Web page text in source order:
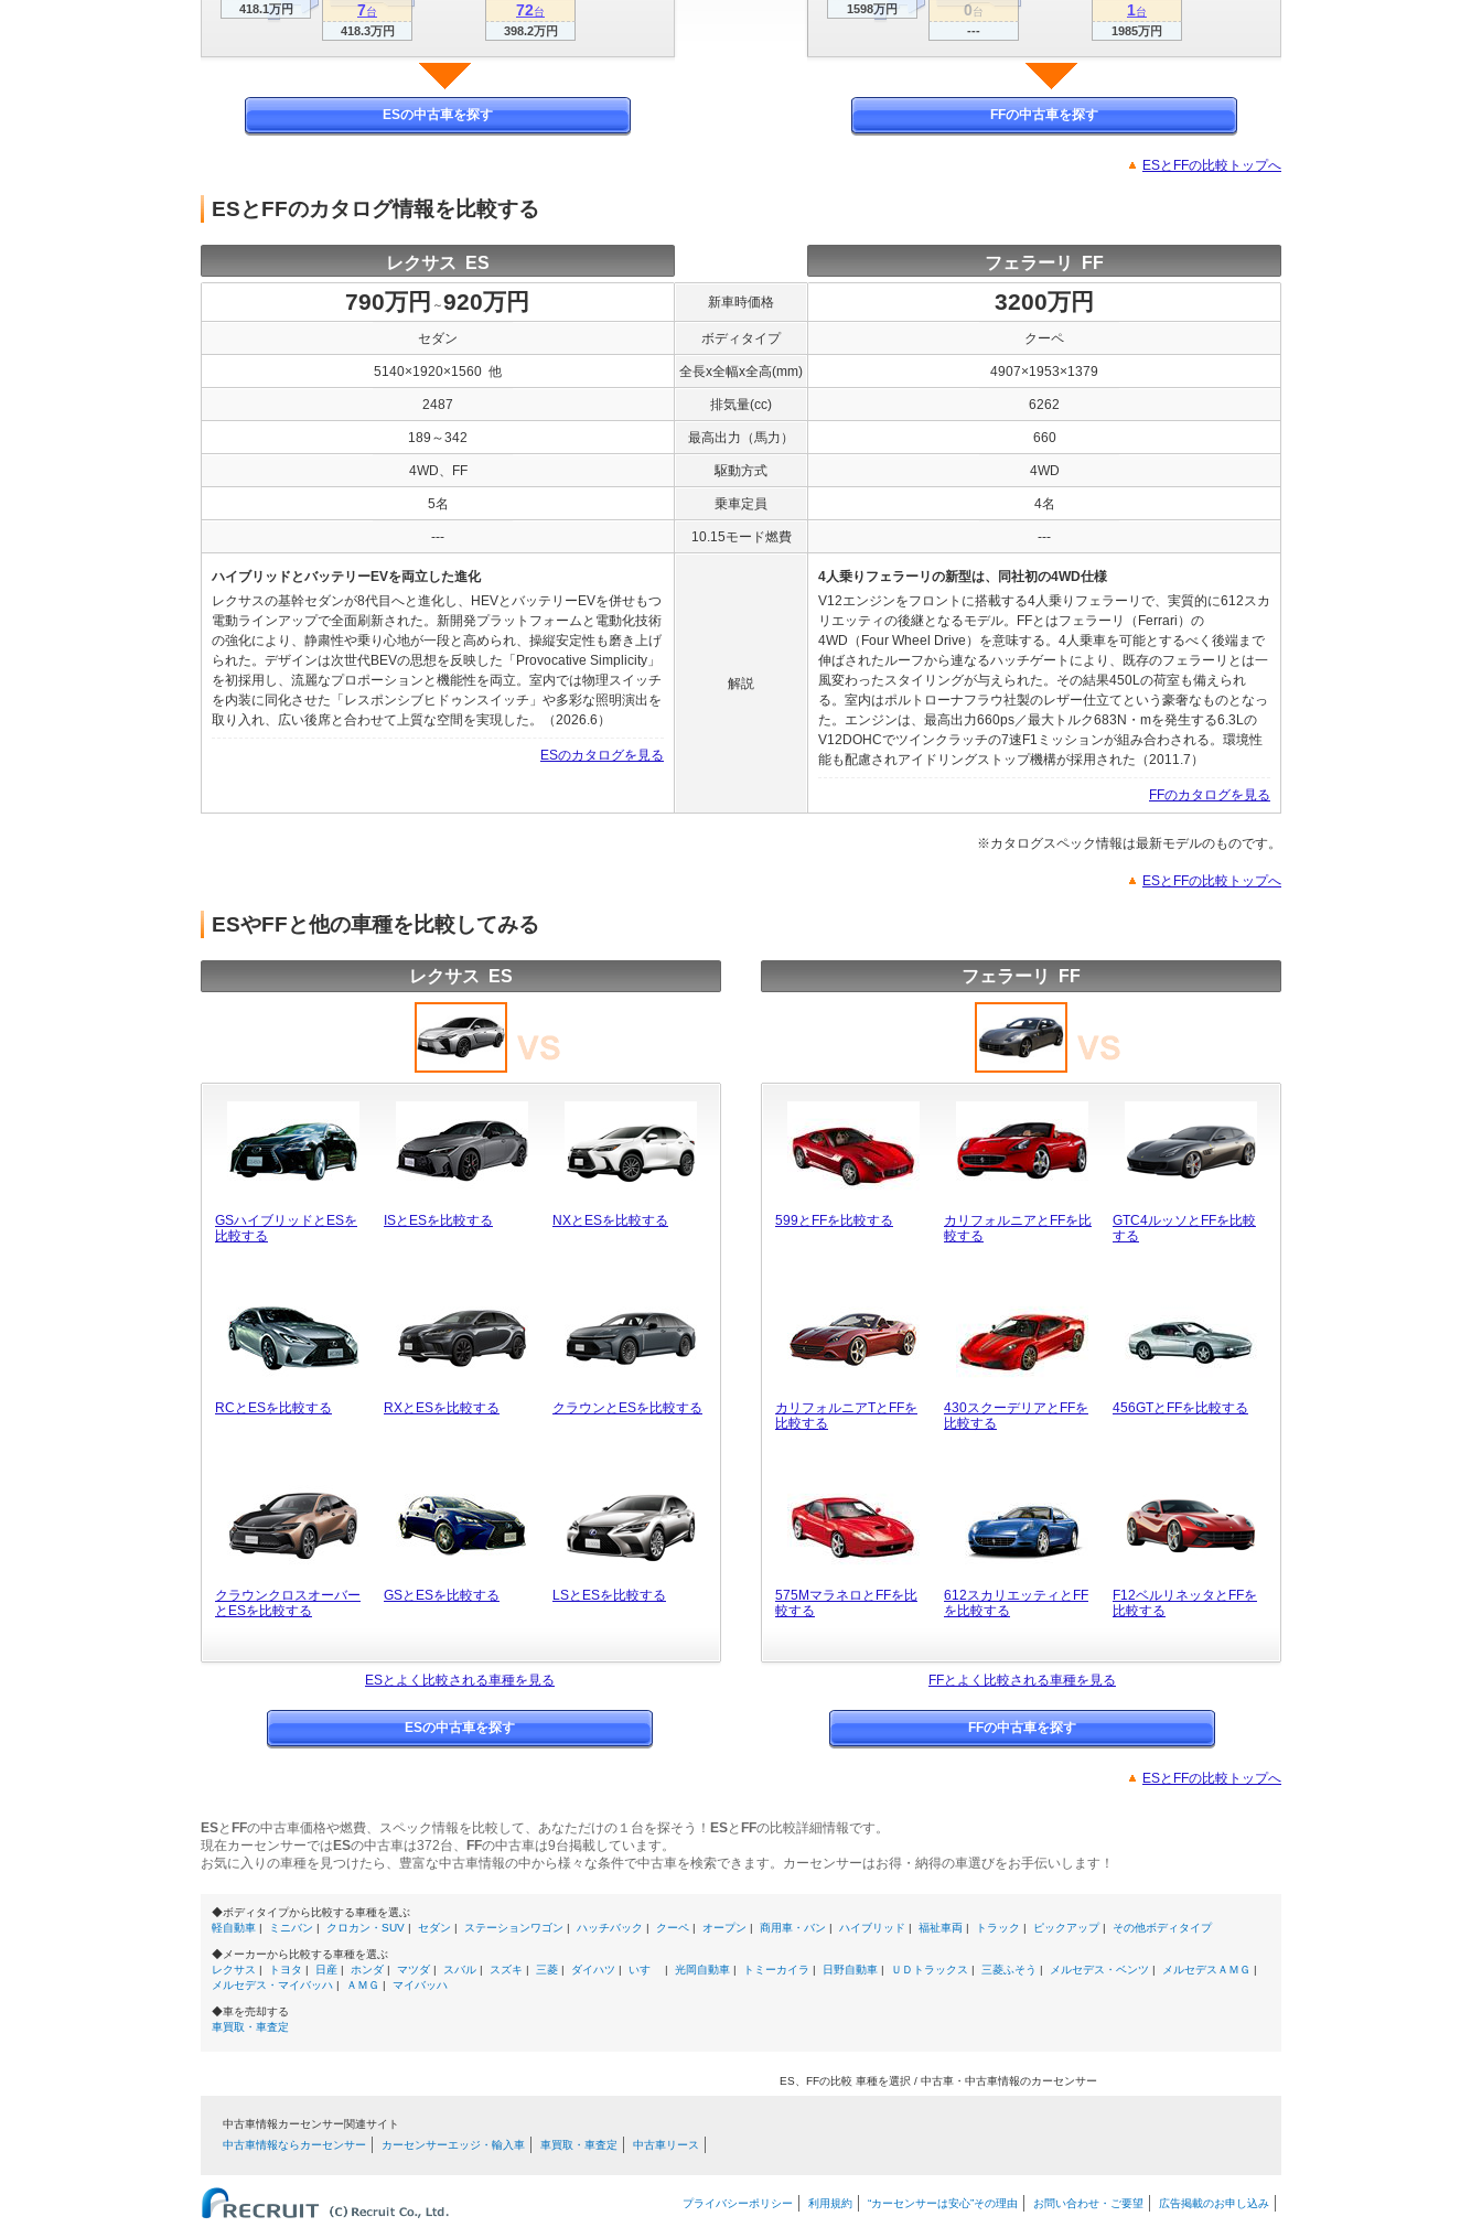
72台
398.2万円
418.1万円 7台
418.3万円
1台
1985万円
1598万円 0台
---
ESの中古車を探す FFの中古車を探す
ESとFFの比較トップへ
ESとFFのカタログ情報を比較する
レクサス ES フェラーリ FF
790万円 ～920万円 新車時価格 3200万円
セダン ボディタイプ クーペ
5140×1920×1560 他 全長x全幅x全高(mm) 4907×1953×1379
2487 排気量(cc) 6262
189～342 最高出力（馬力） 660
4WD、FF 駆動方式 4WD
5名 乗車定員 4名
--- 10.15モード燃費 ---
ハイブリッドとバッテリーEVを両立した進化
レクサスの基幹セダンが8代目へと進化し、HEVとバッテリーEVを併せもつ
電動ラインアップで全面刷新された。新開発プラットフォームと電動化技術
の強化により、静粛性や乗り心地が一段と高められ、操縦安定性も磨き上げ
られた。デザインは次世代BEVの思想を反映した「Provocative Simplicity」
を初採用し、流麗なプロポーションと機能性を両立。室内では物理スイッチ
を内装に同化させた「レスポンシブヒドゥンスイッチ」や多彩な照明演出を
取り入れ、広い後席と合わせて上質な空間を実現した。（2026.6）
ESのカタログを見る
解説
4人乗りフェラーリの新型は、同社初の4WD仕様
V12エンジンをフロントに搭載する4人乗りフェラーリで、実質的に612スカ
リエッティの後継となるモデル。FFとはフェラーリ（Ferrari）の
4WD（Four Wheel Drive）を意味する。4人乗車を可能とするべく後端まで
伸ばされたルーフから連なるハッチゲートにより、既存のフェラーリとは一
風変わったスタイリングが与えられた。その結果450Lの荷室も備えられ
る。室内はポルトローナフラウ社製のレザー仕立てという豪奢なものとなっ
た。エンジンは、最高出力660ps／最大トルク683N・mを発生する6.3Lの
V12DOHCでツインクラッチの7速F1ミッションが組み合わされる。環境性
能も配慮されアイドリングストップ機構が採用された（2011.7）
FFのカタログを見る
※カタログスペック情報は最新モデルのものです。
ESとFFの比較トップへ
ESやFFと他の車種を比較してみる
レクサス ES
GSハイブリッドとESを
比較する
ISとESを比較する NXとESを比較する
RCとESを比較する RXとESを比較する クラウンとESを比較する
クラウンクロスオーバー
とESを比較する
GSとESを比較する LSとESを比較する
フェラーリ FF
599とFFを比較する
カリフォルニアとFFを比
較する
GTC4ルッソとFFを比較
する
カリフォルニアTとFFを
比較する
430スクーデリアとFFを
比較する
456GTとFFを比較する
575MマラネロとFFを比
較する
612スカリエッティとFF
を比較する
F12ベルリネッタとFFを
比較する
ESとよく比較される車種を見る FFとよく比較される車種を見る
ESの中古車を探す FFの中古車を探す
ESとFFの比較トップへ
ESと FFの中古車価格や燃費、スペック情報を比較して、あなただけの１台を探そう！ ESと FFの比較詳細情報です。
現在カーセンサーでは ESの中古車は372台、 FFの中古車は9台掲載しています。
お気に入りの車種を見つけたら、豊富な中古車情報の中から様々な条件で中古車を検索できます。カーセンサーはお得・納得の車選びをお手伝いします！
◆ボディタイプから比較する車種を選ぶ
軽自動車 | ミニバン | クロカン・SUV | セダン | ステーションワゴン | ハッチバック | クーペ | オープン | 商用車・バン | ハイブリッド | 福祉車両 | トラック | ピックアップ| その他ボディタイプ
◆メーカーから比較する車種を選ぶ
レクサス | トヨタ | 日産 | ホンダ | マツダ | スバル | スズキ | 三菱 | ダイハツ | いすゞ | 光岡自動車 | トミーカイラ | 日野自動車 | ＵＤトラックス | 三菱ふそう | メルセデス・ベンツ | メルセデスＡＭＧ |
メルセデス・マイバッハ | ＡＭＧ | マイバッハ
◆車を売却する
車買取・車査定
ES、FFの比較 車種を選択 / 中古車・中古車情報のカーセンサー
中古車情報カーセンサー関連サイト
中古車情報ならカーセンサー
カーセンサーエッジ・輸入車 車買取・車査定 中古車リース
プライバシーポリシー 利用規約 “カーセンサーは安心”その理由 お問い合わせ・ご要望 広告掲載のお申し込み